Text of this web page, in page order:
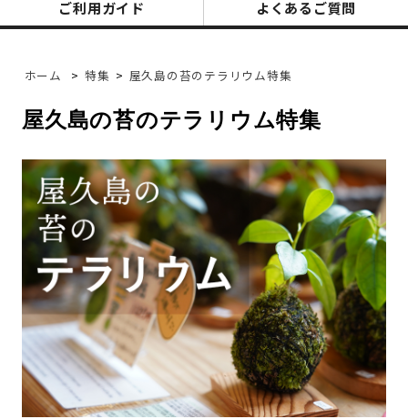
ご利用ガイド
よくあるご質問
ホーム > 特集 > 屋久島の苔のテラリウム特集
屋久島の苔のテラリウム特集